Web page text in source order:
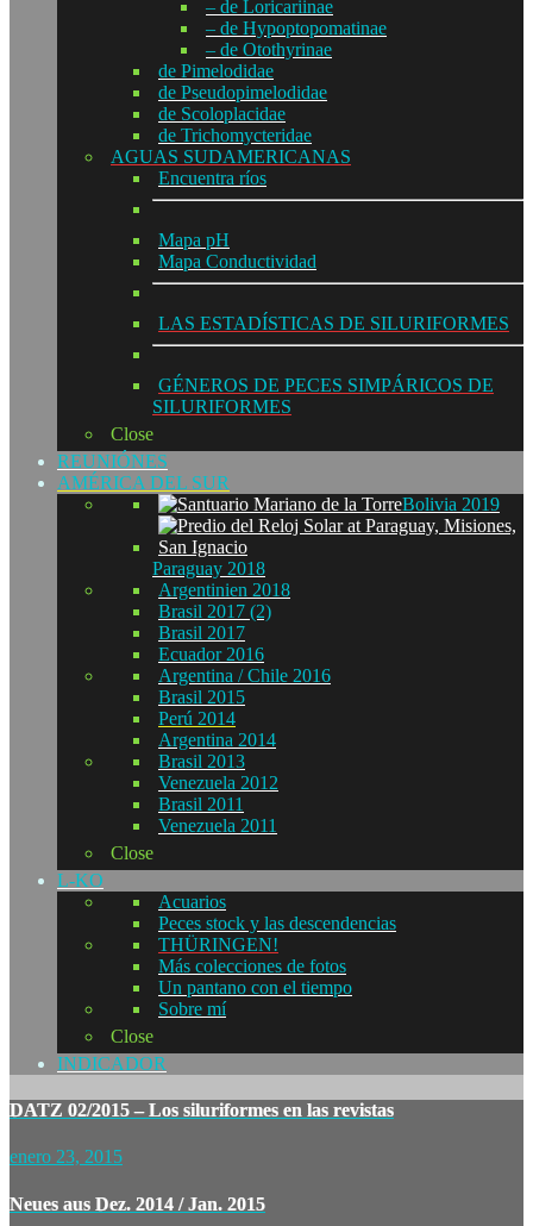
– de Loricariinae
– de Hypoptopomatinae
– de Otothyrinae
de Pimelodidae
de Pseudopimelodidae
de Scoloplacidae
de Trichomycteridae
AGUAS SUDAMERICANAS
Encuentra ríos
Mapa pH
Mapa Conductividad
LAS ESTADÍSTICAS DE SILURIFORMES
GÉNEROS DE PECES SIMPÁRICOS DE
SILURIFORMES
Close
REUNIÓNES
AMÉRICA DEL SUR
Bolivia 2019
Paraguay 2018
Argentinien 2018
Brasil 2017 (2)
Brasil 2017
Ecuador 2016
Argentina / Chile 2016
Brasil 2015
Perú 2014
Argentina 2014
Brasil 2013
Venezuela 2012
Brasil 2011
Venezuela 2011
Close
L-KO
Acuarios
Peces stock y las descendencias
THÜRINGEN!
Más colecciones de fotos
Un pantano con el tiempo
Sobre mí
Close
INDICADOR
DATZ 02/2015 – Los siluriformes en las revistas
enero 23, 2015
Neues aus Dez. 2014 / Jan. 2015